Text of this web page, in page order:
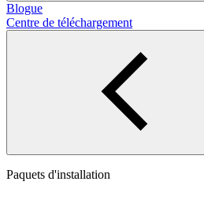
Blogue
Centre de téléchargement
Paquets d'installation